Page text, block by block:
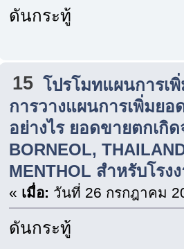
ดันกระทู้
15 โปรโมทแผนการเ
การวางแผนการเพิ่มย
อย่างไร ยอดขายตกเกิด
BORNEOL,
MENTHOL สำหรับโรง
« เมื่อ: วันที่ 26 กรกฎาคม
ดันกระทู้